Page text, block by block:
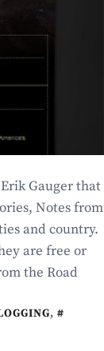
Gauger that
Notes from
and country.
are free or
the Road
,